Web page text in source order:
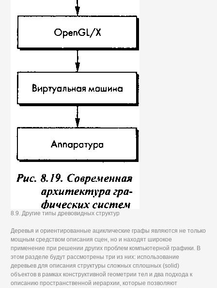
8.9. Другие типы древовидных структур
Деревья и ориентированные ациклические графы являются не только
мощным средством описания сцен, но и находят широкое
применение при решении других проблем компьютерной графики. В
этом разделе будут рассмотрены три из них: использование
деревьев для описания структуры сложных сплошных (solid)
объектов в рамках конструктивной геометрии тел и два подхода к
описанию пространственной иерархии, которые позволяют